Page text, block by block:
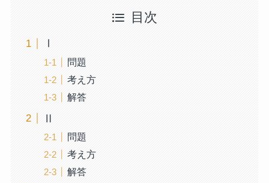
目次
Ⅰ
問題
考え方
解答
Ⅱ
問題
考え方
解答